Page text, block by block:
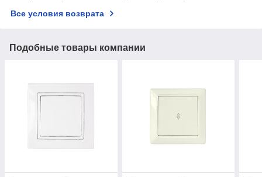
Все условия возврата
Подобные товары компании